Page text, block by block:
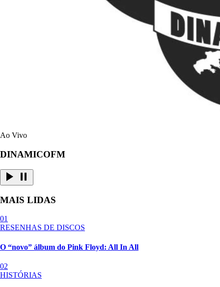
Ao Vivo
DINAMICOFM
MAIS LIDAS
01
RESENHAS DE DISCOS
O “novo” álbum do Pink Floyd: All In All
02
HISTÓRIAS